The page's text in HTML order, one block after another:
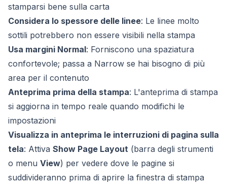
stamparsi bene sulla carta
Considera lo spessore delle linee: Le linee molto
sottili potrebbero non essere visibili nella stampa
Usa margini Normal: Forniscono una spaziatura
confortevole; passa a Narrow se hai bisogno di più
area per il contenuto
Anteprima prima della stampa: L'anteprima di stampa
si aggiorna in tempo reale quando modifichi le
impostazioni
Visualizza in anteprima le interruzioni di pagina sulla
tela: Attiva Show Page Layout (barra degli strumenti
o menu View) per vedere dove le pagine si
suddivideranno prima di aprire la finestra di stampa